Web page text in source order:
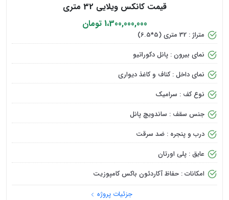
قیمت کانکس ویلایی 32 متری
1،300,000,000 تومان
متراژ : 32 متری (5*6.5)
نمای بیرون : پانل دکوراتیو
نمای داخل : کناف و کاغذ دیواری
نوع کف : سرامیک
جنس سقف : ساندویچ پانل
درب و پنجره : ضد سرقت
عایق : پلی اورتان
امکانات : حفاظ آکاردئون باکس کامپوزیت
جزئیات پروژه